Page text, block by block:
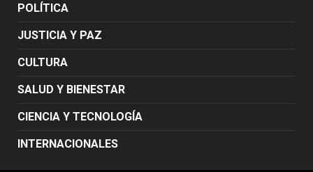
POLÍTICA
JUSTICIA Y PAZ
CULTURA
SALUD Y BIENESTAR
CIENCIA Y TECNOLOGÍA
INTERNACIONALES